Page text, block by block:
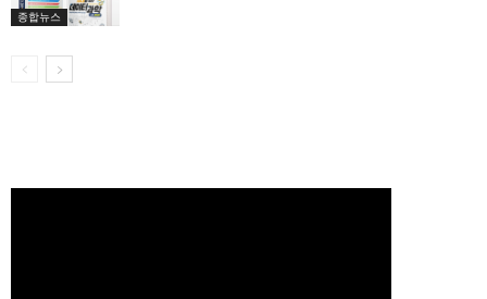
종합뉴스